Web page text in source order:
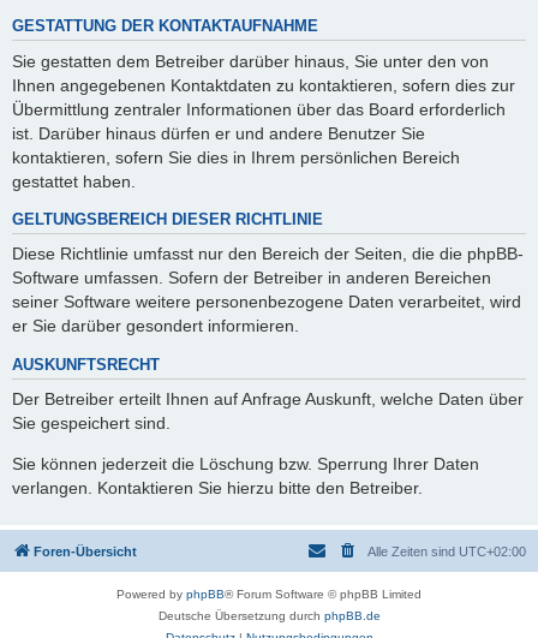
GESTATTUNG DER KONTAKTAUFNAHME
Sie gestatten dem Betreiber darüber hinaus, Sie unter den von
Ihnen angegebenen Kontaktdaten zu kontaktieren, sofern dies zur
Übermittlung zentraler Informationen über das Board erforderlich
ist. Darüber hinaus dürfen er und andere Benutzer Sie
kontaktieren, sofern Sie dies in Ihrem persönlichen Bereich
gestattet haben.
GELTUNGSBEREICH DIESER RICHTLINIE
Diese Richtlinie umfasst nur den Bereich der Seiten, die die phpBB-
Software umfassen. Sofern der Betreiber in anderen Bereichen
seiner Software weitere personenbezogene Daten verarbeitet, wird
er Sie darüber gesondert informieren.
AUSKUNFTSRECHT
Der Betreiber erteilt Ihnen auf Anfrage Auskunft, welche Daten über
Sie gespeichert sind.
Sie können jederzeit die Löschung bzw. Sperrung Ihrer Daten
verlangen. Kontaktieren Sie hierzu bitte den Betreiber.
Foren-Übersicht Alle Zeiten sind UTC+02:00
Powered by phpBB® Forum Software © phpBB Limited
Deutsche Übersetzung durch phpBB.de